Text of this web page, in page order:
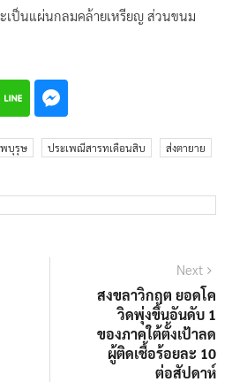
เป็นแผ่นกลมคล้ายเหรียญ ส่วนขนม
บุรุษ ประเพณีสารทเดือนสิบ ส่งตายาย
Next
สงขลาวิกฤต ยอดโค
วิดพุ่งขึ้นอันดับ 1
ของภาคใต้ตั้งเป้าลด
ผู้ติดเชื้อร้อยละ 10
ต่อสัปดาห์